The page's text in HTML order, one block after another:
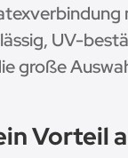
UV-
große
Vorteil